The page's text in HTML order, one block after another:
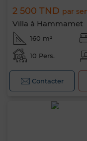
2 500 TND par
Villa à Hammamet
160 m²
10 Pers.
Contacter